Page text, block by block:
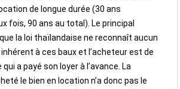
de longue durée (30 ans
fois, 90 ans au total). Le principal
la loi thaïlandaise ne reconnaît aucun
à ces baux et l’acheteur est de
a payé son loyer à l’avance. La
le bien en location n’a donc pas le